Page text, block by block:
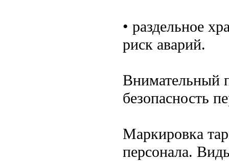
• раздельное
риск аварий.
Внимательный
безопасность
Маркировка
персонала.